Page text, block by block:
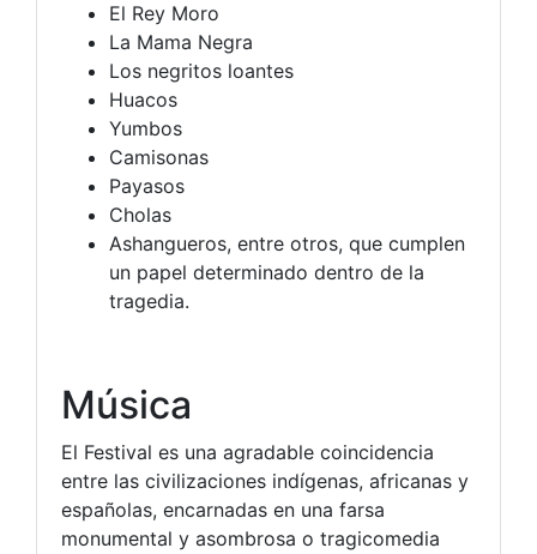
El Rey Moro
La Mama Negra
Los negritos loantes
Huacos
Yumbos
Camisonas
Payasos
Cholas
Ashangueros, entre otros, que cumplen
un papel determinado dentro de la
tragedia.
Música
El Festival es una agradable coincidencia
entre las civilizaciones indígenas, africanas y
españolas, encarnadas en una farsa
monumental y asombrosa o tragicomedia